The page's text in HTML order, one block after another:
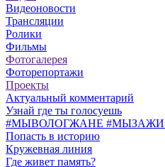
Видеоновости
Трансляции
Ролики
Фильмы
Фотогалерея
Фоторепортажи
Проекты
Актуальный комментарий
Узнай где ты голосуешь
#МЫВОЛОГЖАНЕ
Попасть в историю
Кружевная линия
Где живет память?